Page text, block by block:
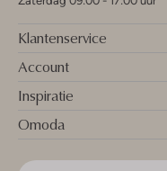
Klantenservice
Account
Inspiratie
Omoda